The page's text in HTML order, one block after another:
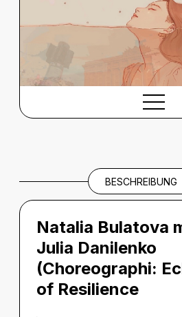
BESCHREIBUNG
Natalia Bulatova
Julia Danilenko
(Choreographi:
of Resilience